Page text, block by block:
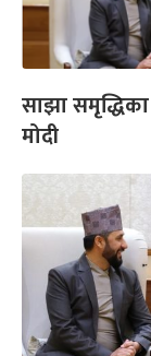
साझा
मोदी